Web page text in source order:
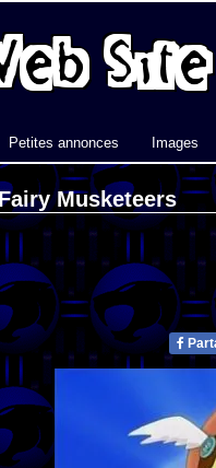
Petites annonces Images
Musketeers